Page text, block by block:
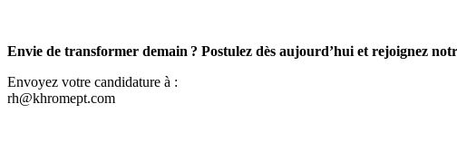
Envie de transformer demain ? Postulez dès aujourd’hui et rejoignez
Envoyez votre candidature à :
rh@khromept.com